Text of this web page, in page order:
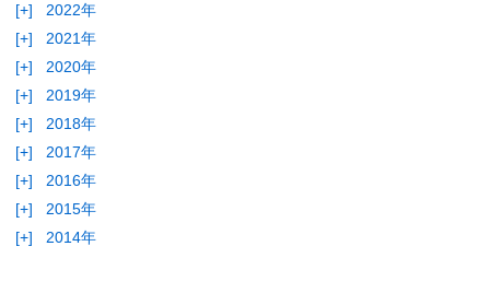
[+]
2022年
[+]
2021年
[+]
2020年
[+]
2019年
[+]
2018年
[+]
2017年
[+]
2016年
[+]
2015年
[+]
2014年